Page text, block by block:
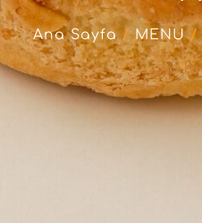
Ana Sayfa/MENU/